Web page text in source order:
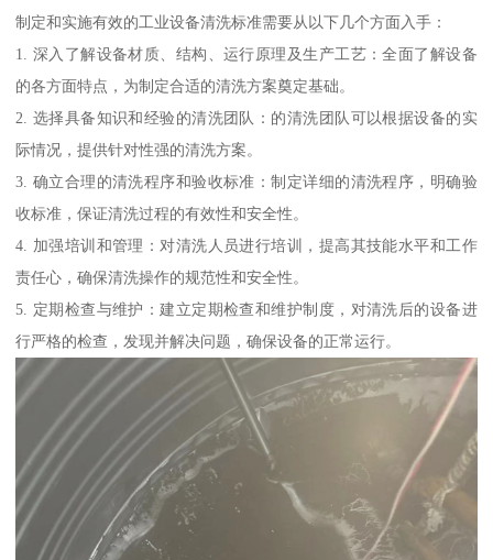
制定和实施有效的工业设备清洗标准需要从以下几个方面入手：
1. 深入了解设备材质、结构、运行原理及生产工艺：全面了解设备
的各方面特点，为制定合适的清洗方案奠定基础。
2. 选择具备知识和经验的清洗团队：的清洗团队可以根据设备的实
际情况，提供针对性强的清洗方案。
3. 确立合理的清洗程序和验收标准：制定详细的清洗程序，明确验
收标准，保证清洗过程的有效性和安全性。
4. 加强培训和管理：对清洗人员进行培训，提高其技能水平和工作
责任心，确保清洗操作的规范性和安全性。
5. 定期检查与维护：建立定期检查和维护制度，对清洗后的设备进
行严格的检查，发现并解决问题，确保设备的正常运行。